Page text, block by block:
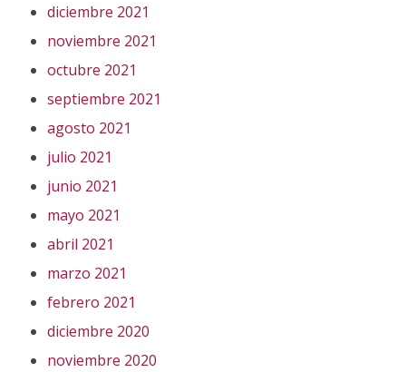
diciembre 2021
noviembre 2021
octubre 2021
septiembre 2021
agosto 2021
julio 2021
junio 2021
mayo 2021
abril 2021
marzo 2021
febrero 2021
diciembre 2020
noviembre 2020